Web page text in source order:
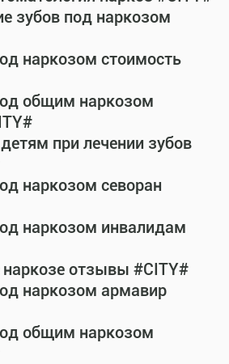
зубов под наркозом
наркозом стоимость
общим наркозом
при лечении зубов
наркозом севоран
наркозом инвалидам
наркозе отзывы #CITY#
наркозом армавир
общим наркозом